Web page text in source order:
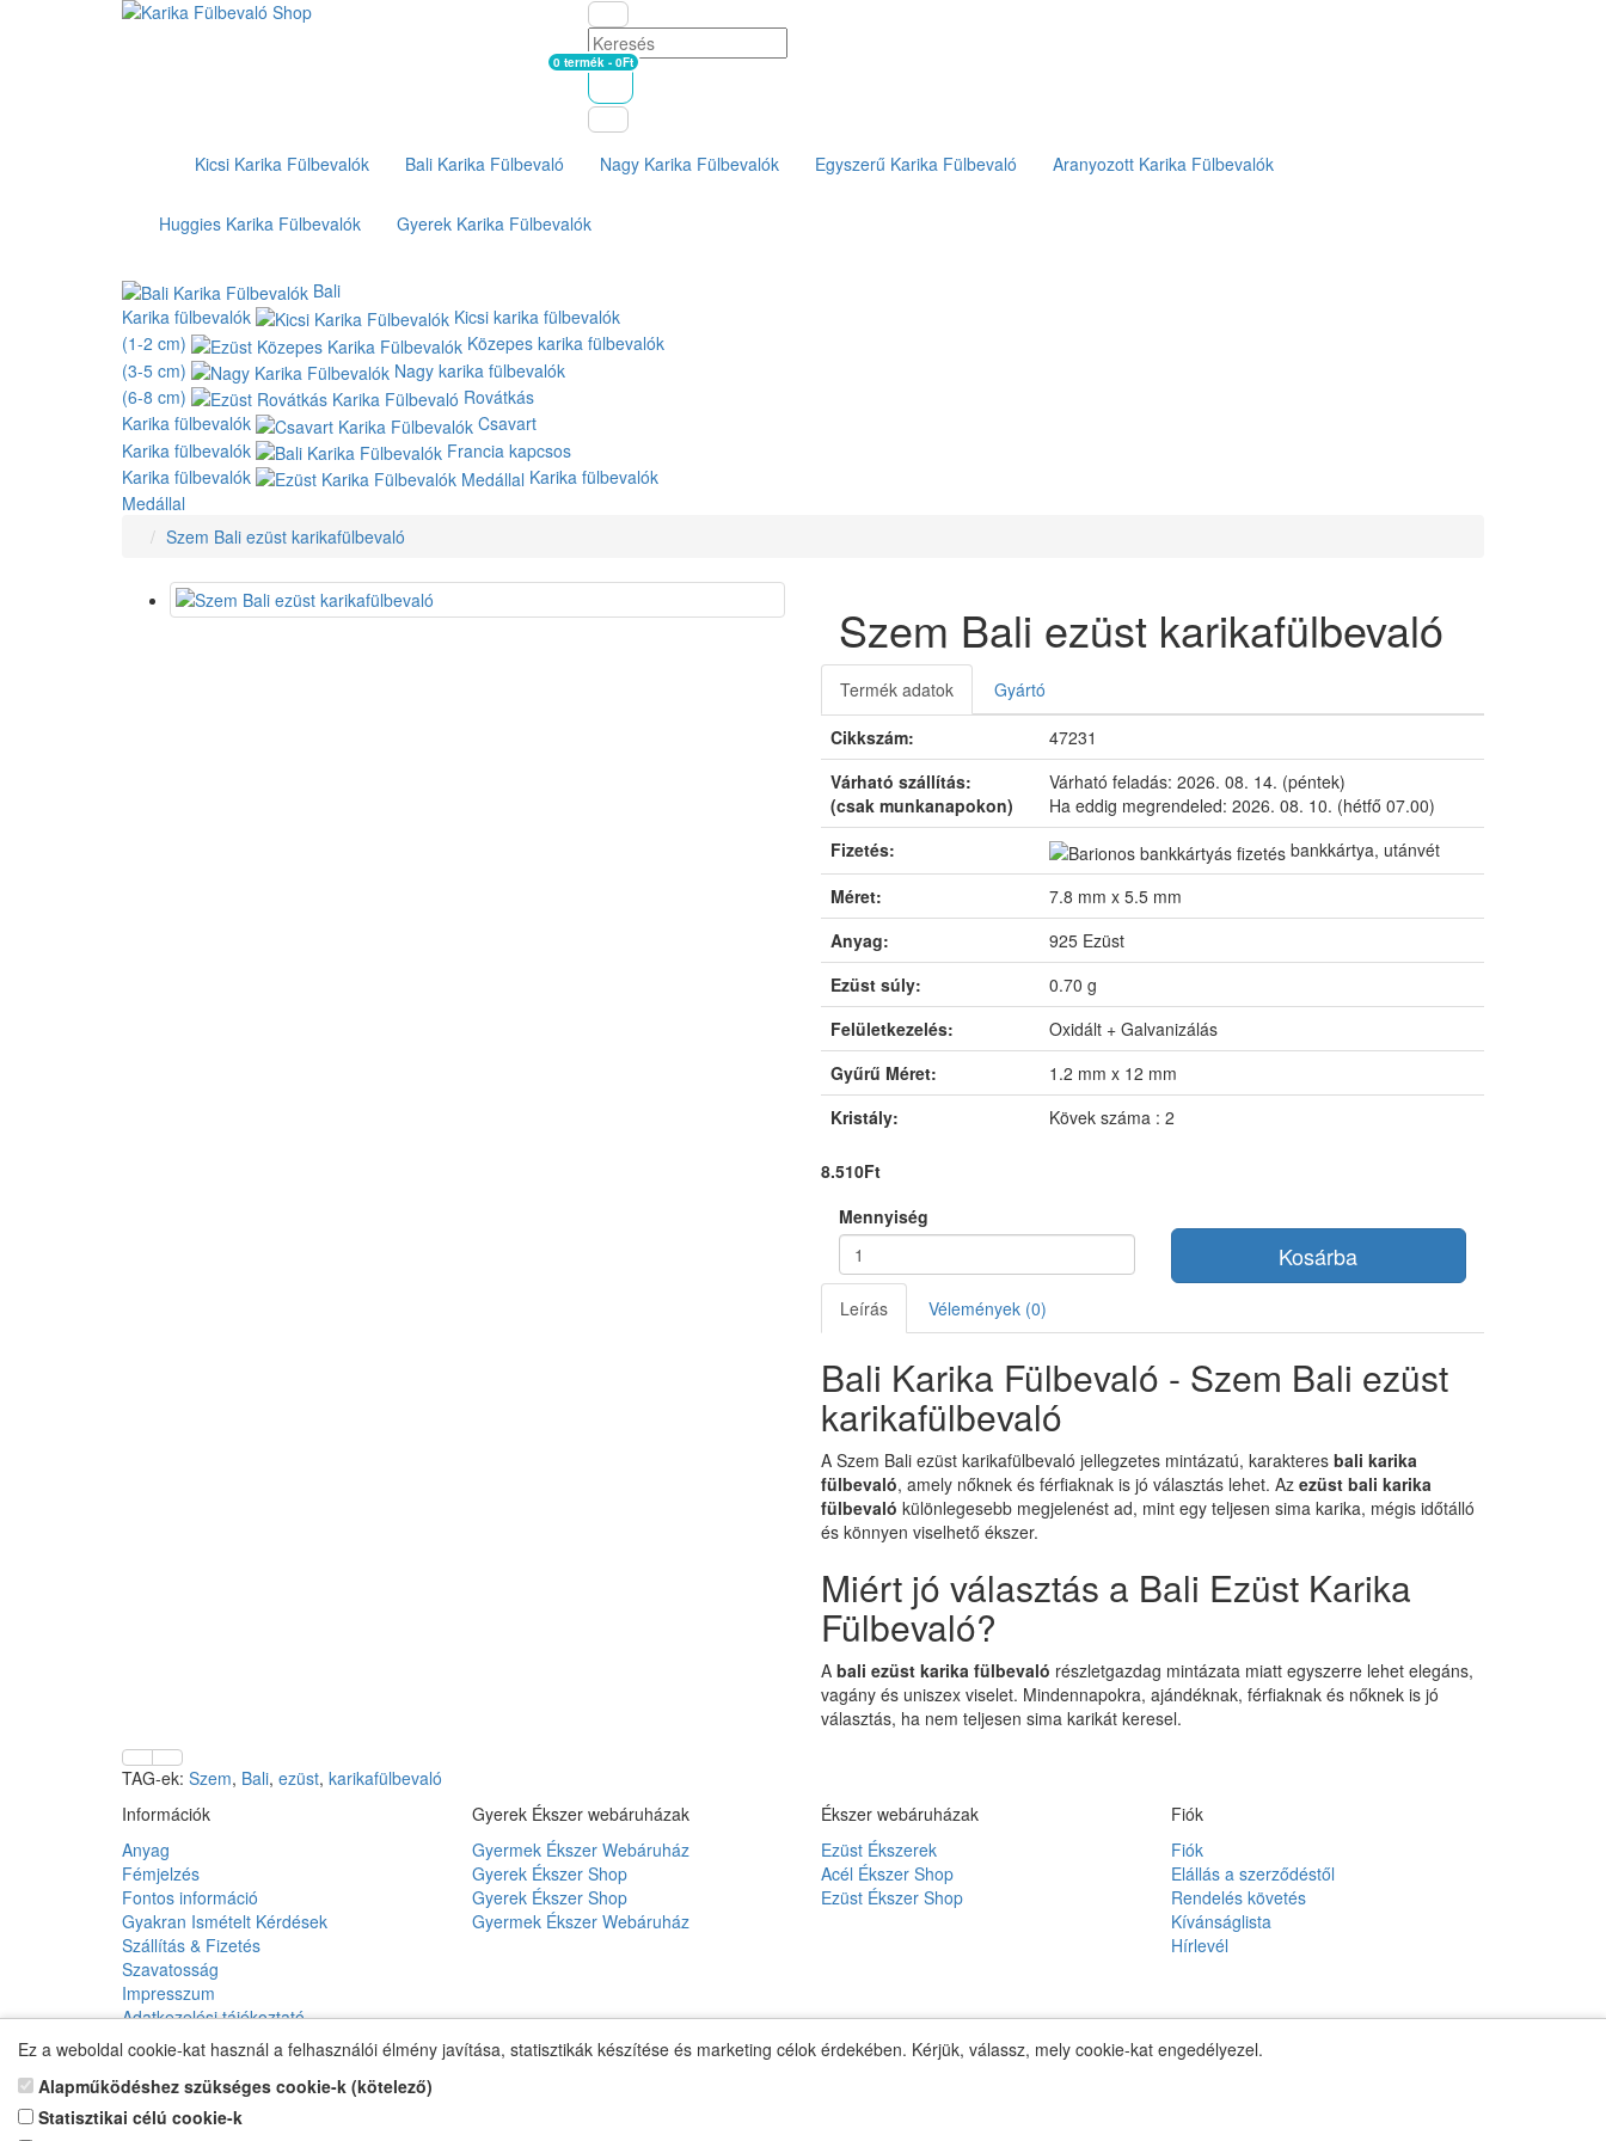
Kosár
0 termék - 0Ft
Kicsi Karika Fülbevalók Bali Karika Fülbevaló Nagy Karika Fülbevalók Egyszerű Karika Fülbevaló Aranyozott Karika Fülbevalók
Huggies Karika Fülbevalók Gyerek Karika Fülbevalók
Bali
Karika fülbevalók
Kicsi karika fülbevalók
(1-2 cm)
Közepes karika fülbevalók
(3-5 cm)
Nagy karika fülbevalók
(6-8 cm)
Rovátkás
Karika fülbevalók
Csavart
Karika fülbevalók
Francia kapcsos
Karika fülbevalók
Karika fülbevalók
Medállal
Szem Bali ezüst karikafülbevaló
Szem Bali ezüst karikafülbevaló
Termék adatok
Gyártó
Cikkszám:
47231
Várható szállítás:
(csak munkanapokon)
Várható feladás: 2026. 08. 14. (péntek)
Ha eddig megrendeled: 2026. 08. 10. (hétfő 07.00)
Fizetés:
bankkártya, utánvét
Méret:
7.8 mm x 5.5 mm
Anyag:
925 Ezüst
Ezüst súly:
0.70 g
Felületkezelés:
Oxidált + Galvanizálás
Gyűrű Méret:
1.2 mm x 12 mm
Kristály:
Kövek száma : 2
8.510Ft
Mennyiség
Kosárba
Leírás Vélemények (0)
Bali Karika Fülbevaló - Szem Bali ezüst
karikafülbevaló
A Szem Bali ezüst karikafülbevaló jellegzetes mintázatú, karakteres bali karika
fülbevaló, amely nőknek és férfiaknak is jó választás lehet. Az ezüst bali karika
fülbevaló különlegesebb megjelenést ad, mint egy teljesen sima karika, mégis időtálló
és könnyen viselhető ékszer.
Miért jó választás a Bali Ezüst Karika
Fülbevaló?
A bali ezüst karika fülbevaló részletgazdag mintázata miatt egyszerre lehet elegáns,
vagány és uniszex viselet. Mindennapokra, ajándéknak, férfiaknak és nőknek is jó
választás, ha nem teljesen sima karikát keresel.
TAG-ek: Szem, Bali, ezüst, karikafülbevaló
Információk
Anyag
Fémjelzés
Fontos információ
Gyakran Ismételt Kérdések
Szállítás & Fizetés
Szavatosság
Impresszum
Adatkezelési tájékoztató
Vásárlási és szállítási feltételek
Honlaptérkép
Gyerek Ékszer webáruházak
Gyermek Ékszer Webáruház
Gyerek Ékszer Shop
Gyerek Ékszer Shop
Gyermek Ékszer Webáruház
Ékszer webáruházak
Ezüst Ékszerek
Acél Ékszer Shop
Ezüst Ékszer Shop
Fiók
Fiók
Elállás a szerződéstől
Rendelés követés
Kívánságlista
Hírlevél
Ez a weboldal cookie-kat használ a felhasználói élmény javítása, statisztikák készítése és marketing célok érdekében. Kérjük, válassz, mely cookie-kat engedélyezel.
Alapműködéshez szükséges cookie-k (kötelező)
Statisztikai célú cookie-k